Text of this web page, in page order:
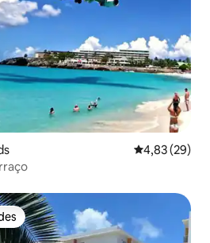
4,83 de uma
4,83 (29)
dos hóspedes